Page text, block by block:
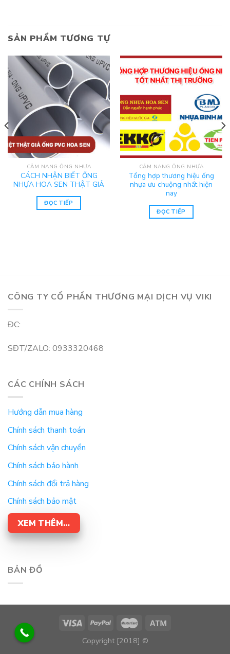
SẢN PHẨM TƯƠNG TỰ
CẨM NANG ỐNG NHỰA
CÁCH NHẬN BIẾT ỐNG
NHỰA HOA SEN THẬT GIẢ
ĐỌC TIẾP
CẨM NANG ỐNG NHỰA
Tổng hợp thương hiệu ống
nhựa ưu chuộng nhất hiện
nay
ĐỌC TIẾP
CÔNG TY CỔ PHẦN THƯƠNG MẠI DỊCH VỤ VIKI
ĐC:
SĐT/ZALO: 0933320468
CÁC CHÍNH SÁCH
Hướng dẫn mua hàng
Chính sách thanh toán
Chính sách vận chuyển
Chính sách bảo hành
Chính sách đổi trả hàng
Chính sách bảo mật
XEM THÊM…
BẢN ĐỒ
Copyright [2018] ©